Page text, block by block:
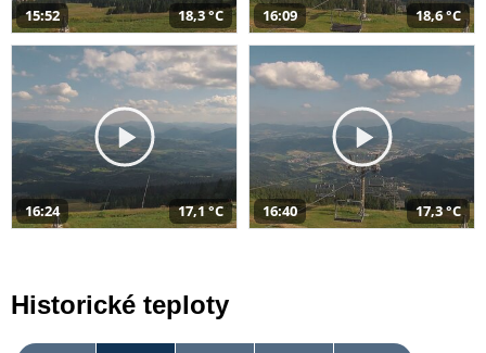
15:52 18,3 °C 16:09 18,6 °C
16:24 17,1 °C 16:40 17,3 °C
Historické teploty